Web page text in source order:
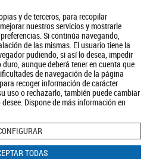
y de terceros, para recopilar
nuestros servicios y mostrarle
Si continúa navegando,
de las mismas. El usuario tiene la
pudiendo, si así lo desea, impedir
aunque deberá tener en cuenta que
de navegación de la página
recoger información de carácter
uso o rechazarlo, también puede cambiar
Dispone de más información en
TODAS
Aviso Legal Política de Cookies
BUSCAR